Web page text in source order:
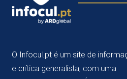
O Infocul.pt é um site de
e crítica generalista, com uma